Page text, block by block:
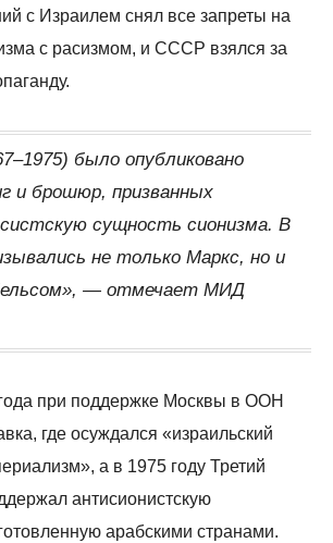
с Израилем снял все запреты на
с расизмом, и СССР взялся за
было опубликовано
и брошюр, призванных
сущность сионизма. В
не только Маркс, но и
— отмечает МИД
при поддержке Москвы в ООН
где осуждался «израильский
а в 1975 году Третий
антисионистскую
арабскими странами.